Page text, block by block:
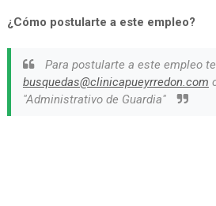
¿Cómo postularte a este empleo?
Para postularte a este empleo
busquedas@clinicapueyrredon.com
"Administrativo de Guardia"